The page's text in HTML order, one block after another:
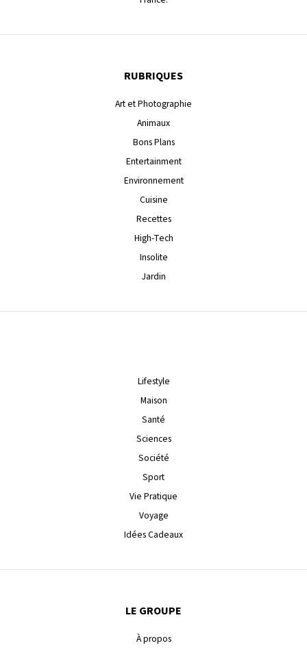
RUBRIQUES
Art et Photographie
Animaux
Bons Plans
Entertainment
Environnement
Cuisine
Recettes
High-Tech
Insolite
Jardin
Lifestyle
Maison
Santé
Sciences
Société
Sport
Vie Pratique
Voyage
Idées Cadeaux
LE GROUPE
À propos